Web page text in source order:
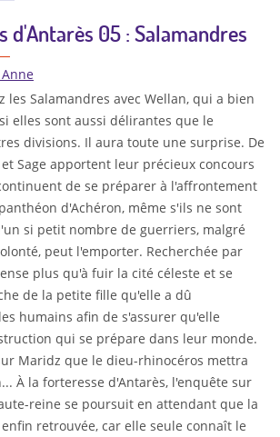
d'Antarès 05 : Salamandres
les Salamandres avec Wellan, qui a bien
elles sont aussi délirantes que le
divisions. Il aura toute une surprise. De
Sage apportent leur précieux concours
de se préparer à l'affrontement
d'Achéron, même s'ils ne sont
si petit nombre de guerriers, malgré
peut l'emporter. Recherchée par
plus qu'à fuir la cité céleste et se
de la petite fille qu'elle a dû
humains afin de s'assurer qu'elle
qui se prépare dans leur monde.
Maridz que le dieu-rhinocéros mettra
À la forteresse d'Antarès, l'enquête sur
reine se poursuit en attendant que la
retrouvée, car elle seule connaît le